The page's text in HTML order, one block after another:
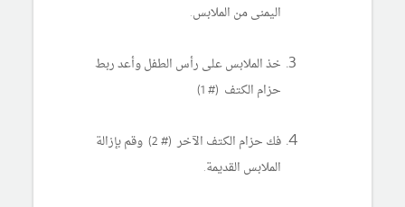
اليمنى من الملابس.
خذ الملابس على رأس الطفل وأعد ربط
حزام الكتف (# 1)
فك حزام الكتف الآخر (# 2) وقم بإزالة
الملابس القديمة.